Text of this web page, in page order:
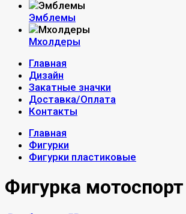
Эмблемы
Мхолдеры
Главная
Дизайн
Закатные значки
Доставка/Оплата
Контакты
Главная
Фигурки
Фигурки пластиковые
Фигурка мотоспорт